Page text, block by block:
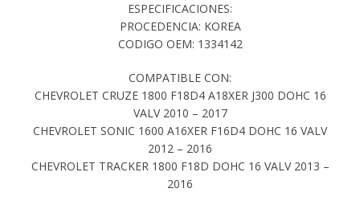
ESPECIFICACIONES:
PROCEDENCIA: KOREA
CODIGO OEM: 1334142
COMPATIBLE CON:
CHEVROLET CRUZE 1800 F18D4 A18XER J300 DOHC 16
VALV 2010 – 2017
CHEVROLET SONIC 1600 A16XER F16D4 DOHC 16 VALV
2012 – 2016
CHEVROLET TRACKER 1800 F18D DOHC 16 VALV 2013 –
2016